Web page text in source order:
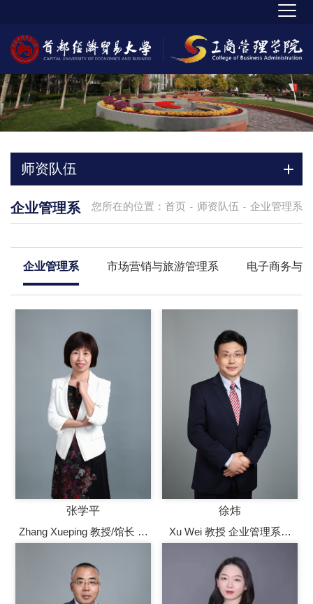
师资队伍
您所在的位置： 首页 - 师资队伍 - 企业管理系
企业管理系
企业管理系 市场营销与旅游管理系 电子商务与
张学平
Zhang Xueping 教授/馆长 首
长，企业管理系教授，硕士
生导师，北京市教学名师，
徐炜
Xu Wei 教授 企业管理系教